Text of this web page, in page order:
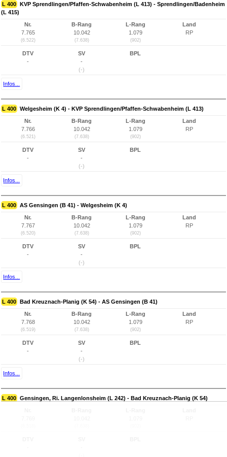
L 400 KVP Sprendlingen/Pfaffen-Schwabenheim (L 413) - Sprendlingen/Badenheim
(L 415)
Nr.
7.765
(6.522)
B-Rang
10.042
(7.638)
L-Rang
1.079
(902)
Land
RP
DTV
-
SV
-
(-)
BPL
Infos...
L 400 Welgesheim (K 4) - KVP Sprendlingen/Pfaffen-Schwabenheim (L 413)
Nr.
7.766
(6.521)
B-Rang
10.042
(7.638)
L-Rang
1.079
(902)
Land
RP
DTV
-
SV
-
(-)
BPL
Infos...
L 400 AS Gensingen (B 41) - Welgesheim (K 4)
Nr.
7.767
(6.520)
B-Rang
10.042
(7.638)
L-Rang
1.079
(902)
Land
RP
DTV
-
SV
-
(-)
BPL
Infos...
L 400 Bad Kreuznach-Planig (K 54) - AS Gensingen (B 41)
Nr.
7.768
(6.519)
B-Rang
10.042
(7.638)
L-Rang
1.079
(902)
Land
RP
DTV
-
SV
-
(-)
BPL
Infos...
L 400 Gensingen, Ri. Langenlonsheim (L 242) - Bad Kreuznach-Planig (K 54)